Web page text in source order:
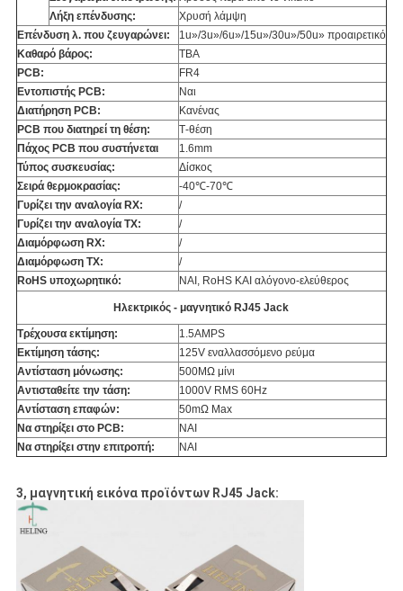
Λήξη επένδυσης:
Χρυσή λάμψη
Επένδυση λ. που ζευγαρώνει:
1u»/3u»/6u»/15u»/30u»/50u» προαιρετικό
Καθαρό βάρος:
TBA
PCB:
FR4
Εντοπιστής PCB:
Ναι
Διατήρηση PCB:
Κανένας
PCB που διατηρεί τη θέση:
Τ-θέση
Πάχος PCB που συστήνεται
1.6mm
Τύπος συσκευσίας:
Δίσκος
Σειρά θερμοκρασίας:
-40℃-70℃
Γυρίζει την αναλογία RX:
/
Γυρίζει την αναλογία TX:
/
Διαμόρφωση RX:
/
Διαμόρφωση TX:
/
RoHS υποχωρητικό:
ΝΑΙ, RoHS ΚΑΙ αλόγονο-ελεύθερος
Ηλεκτρικός - μαγνητικό RJ45 Jack
Τρέχουσα εκτίμηση:
1.5AMPS
Εκτίμηση τάσης:
125V εναλλασσόμενο ρεύμα
Αντίσταση μόνωσης:
500MΩ μίνι
Αντισταθείτε την τάση:
1000V RMS 60Hz
Αντίσταση επαφών:
50mΩ Max
Να στηρίξει στο PCB:
ΝΑΙ
Να στηρίξει στην επιτροπή:
ΝΑΙ
3, μαγνητική εικόνα προϊόντων RJ45 Jack: